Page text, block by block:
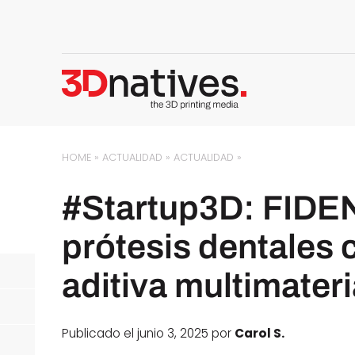
HOME »ACTUALIDAD »ACTUALIDAD »
#Startup3D:
prótesis dentales
aditiva
Publicado el junio 3, 2025 por Carol S.